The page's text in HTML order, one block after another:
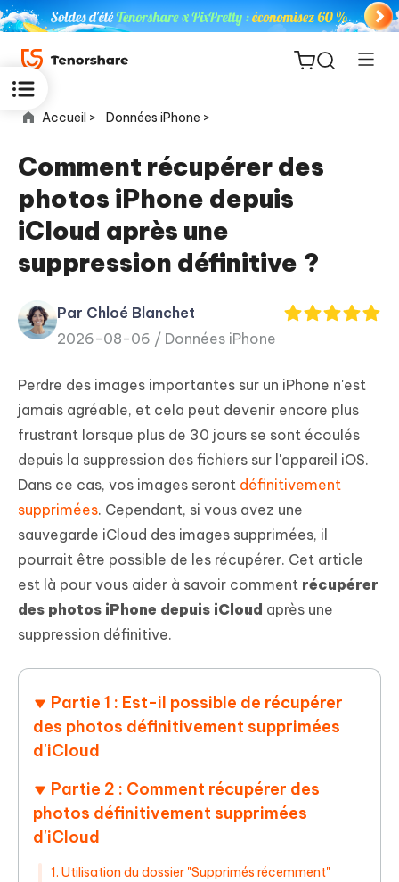
for iOS
PDF
Editor
New
iAnyGo
Accueil > Données iPhone >
Comment récupérer des
photos iPhone depuis
iCloud après une
suppression définitive ?
Par Chloé Blanchet
2026-08-06 / Données iPhone
Perdre des images importantes sur un iPhone n'est
jamais agréable, et cela peut devenir encore plus
frustrant lorsque plus de 30 jours se sont écoulés
depuis la suppression des fichiers sur l'appareil iOS.
Dans ce cas, vos images seront définitivement
supprimées. Cependant, si vous avez une
sauvegarde iCloud des images supprimées, il
pourrait être possible de les récupérer. Cet article
est là pour vous aider à savoir comment récupérer
des photos iPhone depuis iCloud après une
suppression définitive.
Partie 1 : Est-il possible de récupérer
des photos définitivement supprimées
d'iCloud
Partie 2 : Comment récupérer des
photos définitivement supprimées
d'iCloud
1. Utilisation du dossier "Supprimés récemment"